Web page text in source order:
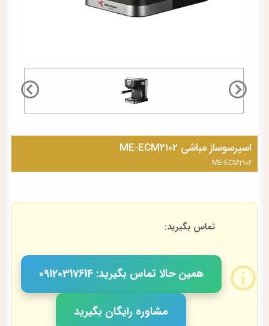
اسپرسوساز مباشی ME-ECM2102
ME-ECM2102
تماس بگیرید:
همین حالا تماس بگیرید: 09120317614
مشاوره رایگان بگیرید